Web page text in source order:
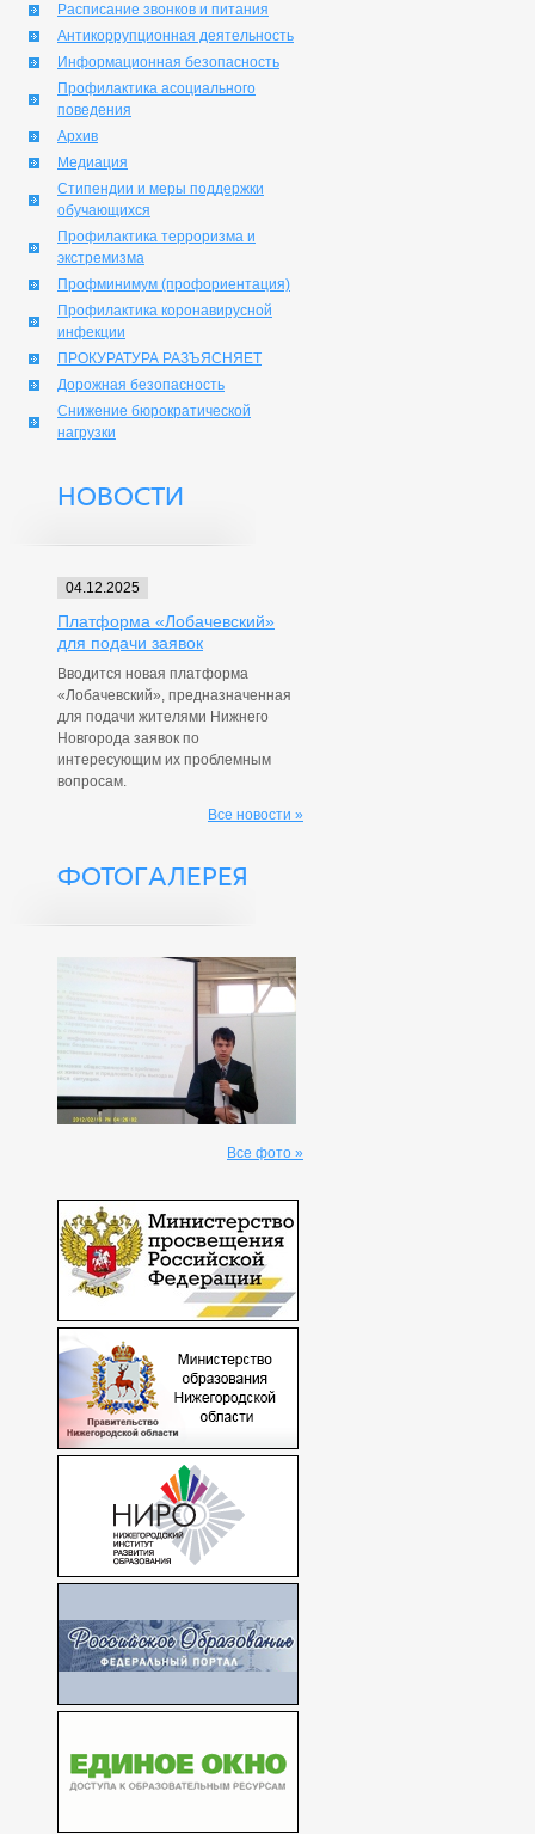
Расписание звонков и питания
Антикоррупционная деятельность
Информационная безопасность
Профилактика асоциального
поведения
Архив
Медиация
Стипендии и меры поддержки
обучающихся
Профилактика терроризма и
экстремизма
Профминимум (профориентация)
Профилактика коронавирусной
инфекции
ПРОКУРАТУРА РАЗЪЯСНЯЕТ
Дорожная безопасность
Снижение бюрократической
нагрузки
НОВОСТИ
04.12.2025
Платформа «Лобачевский»
для подачи заявок
Вводится новая платформа
«Лобачевский», предназначенная
для подачи жителями Нижнего
Новгорода заявок по
интересующим их проблемным
вопросам.
Все новости »
ФОТОГАЛЕРЕЯ
Все фото »